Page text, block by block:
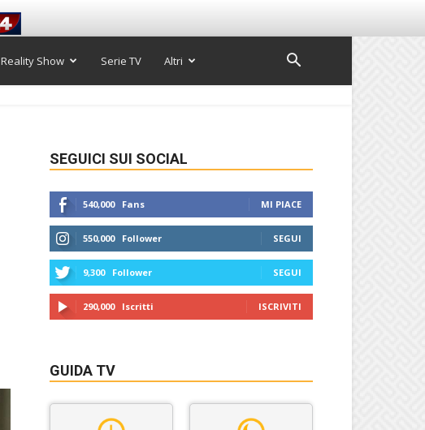
Reality Show Serie TV Altri
SEGUICI SUI SOCIAL
540,000 Fans MI PIACE
550,000 Follower SEGUI
9,300 Follower SEGUI
290,000 Iscritti ISCRIVITI
GUIDA TV